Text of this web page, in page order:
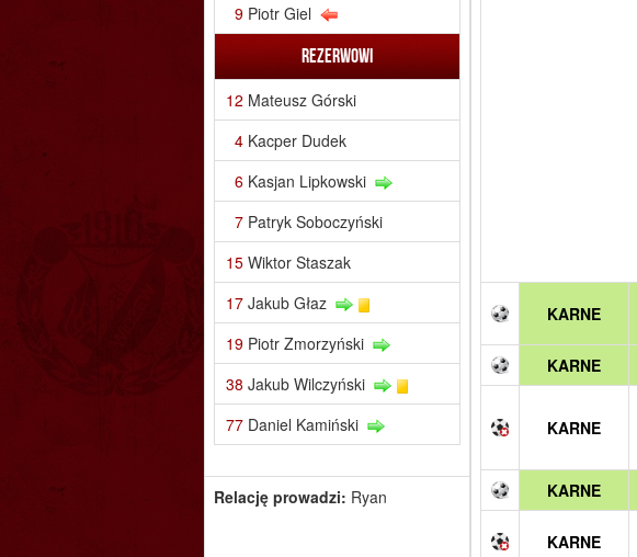
KARNE
KARNE
KARNE
KARNE
KARNE
9 Piotr Giel
Rezerwowi
12 Mateusz Górski
4 Kacper Dudek
6 Kasjan Lipkowski
7 Patryk Soboczyński
15 Wiktor Staszak
17 Jakub Głaz
19 Piotr Zmorzyński
38 Jakub Wilczyński
77 Daniel Kamiński
Relację prowadzi: Ryan